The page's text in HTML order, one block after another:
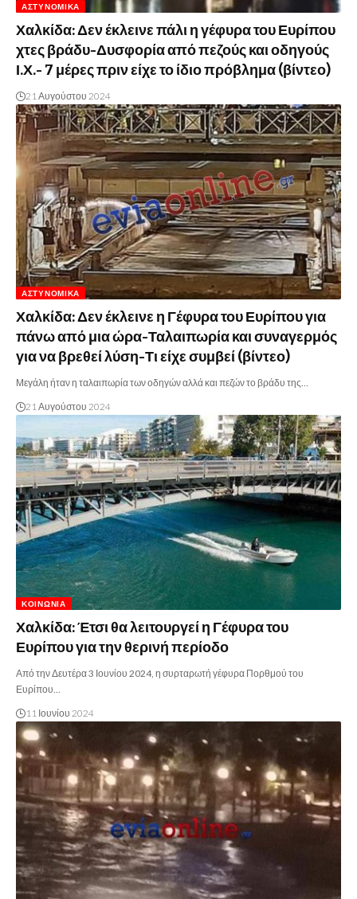
ΑΣΤΥΝΟΜΙΚΆ
Χαλκίδα: Δεν έκλεινε πάλι η γέφυρα του Ευρίπου
χτες βράδυ-Δυσφορία από πεζούς και οδηγούς
Ι.Χ.- 7 μέρες πριν είχε το ίδιο πρόβλημα (βίντεο)
21 Αυγούστου 2024
ΑΣΤΥΝΟΜΙΚΆ
Χαλκίδα: Δεν έκλεινε η Γέφυρα του Ευρίπου για
πάνω από μια ώρα-Ταλαιπωρία και συναγερμός
για να βρεθεί λύση-Τι είχε συμβεί (βίντεο)
Μεγάλη ήταν η ταλαιπωρία των οδηγών αλλά και πεζών το βράδυ της…
21 Αυγούστου 2024
ΚΟΙΝΩΝΊΑ
Χαλκίδα: Έτσι θα λειτουργεί η Γέφυρα του
Ευρίπου για την θερινή περίοδο
Από την Δευτέρα 3 Ιουνίου 2024, η συρταρωτή γέφυρα Πορθμού του
Ευρίπου…
11 Ιουνίου 2024